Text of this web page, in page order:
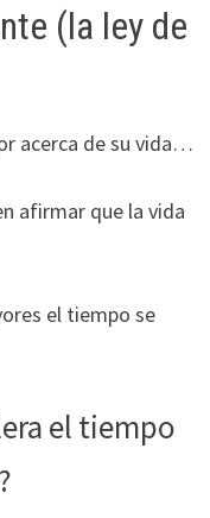
(la ley de
acerca de su vida…
afirmar que la vida
el tiempo se
el tiempo